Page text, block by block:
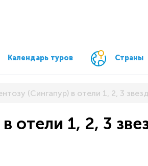
Календарь туров Страны
(Сингапур) в отели 1, 2, 3
отели 1, 2, 3